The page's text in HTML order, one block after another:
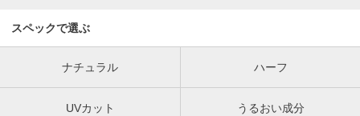
スペックで選ぶ
ナチュラル ハーフ
UVカット うるおい成分